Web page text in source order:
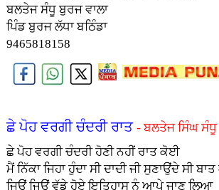
ਬਲਤੇਜ ਸੰਧੂ ਬੁਰਜ ਵਾਲਾ
ਪਿੰਡ ਬੁਰਜ ਲੱਧਾ ਬਠਿੰਡਾ
9465818158
ਛੇ ਪੋਹ ਵਰਗੀ ਚੰਦਰੀ ਰਾਤ - ਬਲਤੇਜ ਸਿੰਘ ਸੰਧੂ
ਛੇ ਪੋਹ ਵਰਗੀ ਚੰਦਰੀ ਹੋਣੀ ਨਹੀਂ ਰਾਤ ਕੋਈ
ਮੈਂ ਨਿੱਕਾ ਜਿਹਾ ਹੁੰਦਾ ਸੀ ਦਾਦੀ ਜੀ ਸੁਣਾਉਂਦੇ ਸੀ
ਜਿਉਂ ਜਿਉਂ ਵੱਡੇ ਹੋਏ ਇਤਿਹਾਸ ਨੂੰ ਆਪੇ ਜਾਣ ਲਿਆ